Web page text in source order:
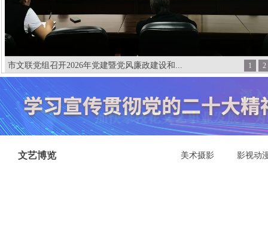
市文联党组召开2026年党建暨党风廉政建设和... 1 2
文艺博览 美术摄影 影视动